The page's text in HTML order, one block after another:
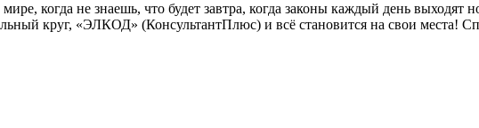
когда не знаешь, что будет завтра, когда законы каждый день выходят
круг, «ЭЛКОД» (КонсультантПлюс) и всё становится на свои места!